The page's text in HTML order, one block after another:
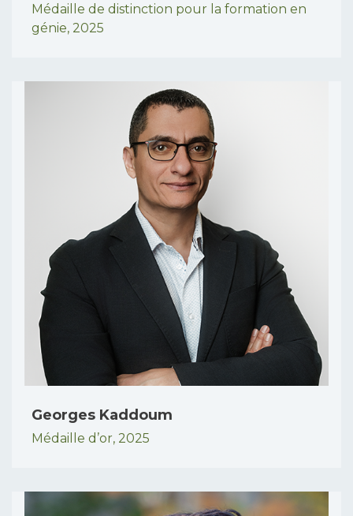
Médaille de distinction pour la formation en
génie, 2025
Georges Kaddoum
Médaille d’or, 2025